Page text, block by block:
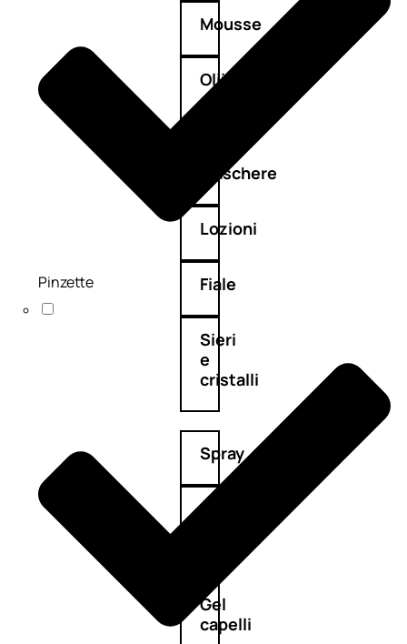
Mousse
Olii
capelli
Maschere
Lozioni
Fiale
Sieri
e
cristalli
Spray
Cera
Gel
capelli
Pinzette